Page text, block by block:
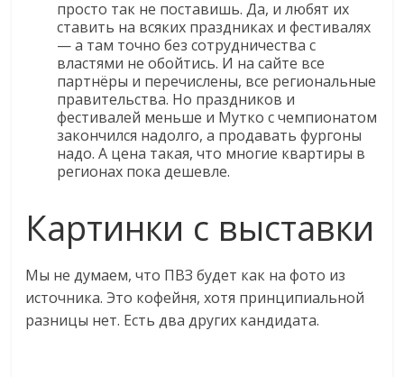
просто так не поставишь. Да, и любят их
ставить на всяких праздниках и фестивалях
— а там точно без сотрудничества с
властями не обойтись. И на сайте все
партнёры и перечислены, все региональные
правительства. Но праздников и
фестивалей меньше и Мутко с чемпионатом
закончился надолго, а продавать фургоны
надо. А цена такая, что многие квартиры в
регионах пока дешевле.
Картинки с выставки
Мы не думаем, что ПВЗ будет как на фото из
источника. Это кофейня, хотя принципиальной
разницы нет. Есть два других кандидата.